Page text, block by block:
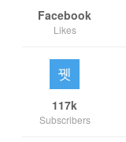
Facebook
Likes
117k
Subscribers